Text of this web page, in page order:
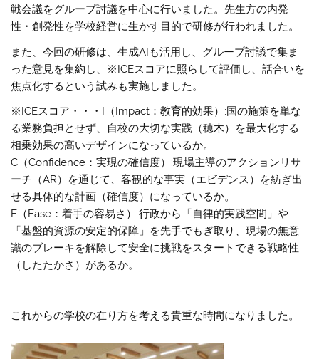
戦会議をグループ討議を中心に行いました。先生方の内発
性・創発性を学校経営に生かす目的で研修が行われました。
また、今回の研修は、生成AIも活用し、グループ討議で集ま
った意見を集約し、※ICEスコアに照らして評価し、話合いを
焦点化するという試みも実施しました。
※ICEスコア・・・I（Impact：教育的効果）:国の施策を単な
る業務負担とせず、自校の大切な実践（穂木）を最大化する
相乗効果の高いデザインになっているか。
C（Confidence：実現の確信度）:現場主導のアクションリサ
ーチ（AR）を通じて、客観的な事実（エビデンス）を紡ぎ出
せる具体的な計画（確信度）になっているか。
E（Ease：着手の容易さ）:行政から「自律的実践空間」や
「基盤的資源の安定的保障」を先手でもぎ取り、現場の無意
識のブレーキを解除して安全に挑戦をスタートできる戦略性
（したたかさ）があるか。
これからの学校の在り方を考える貴重な時間になりました。